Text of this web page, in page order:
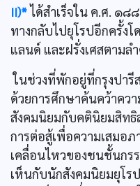
II)*ได้สำเร็จใน ค.ศ. ๑
ทางกลับไปยุโรปอีกครั้ง
แลนด์ และฝรั่งเศสตามล
ในช่วงที่พักอยู่ที่กรุงปา
ด้วยการศึกษาค้นคว้าคว
สังคมนิยมกับคตินิยมสิทธิ
การต่อสู้เพื่อความเสมอ
เคลื่อนไหวของชนชั้นกร
เห็นกับนักสังคมนิยมยุโร